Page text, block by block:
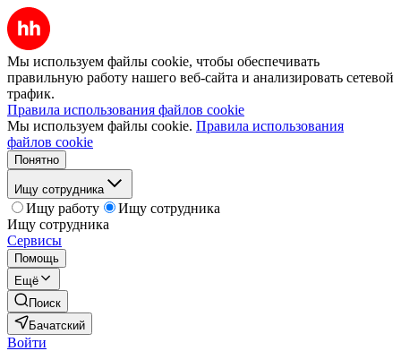
Мы используем файлы cookie, чтобы обеспечивать
правильную работу нашего веб-сайта и анализировать сетевой
трафик.
Правила использования файлов cookie
Мы используем файлы cookie. Правила использования
файлов cookie
Понятно
Ищу сотрудника
Ищу работу
Ищу сотрудника
Ищу сотрудника
Сервисы
Помощь
Ещё
Поиск
Бачатский
Войти